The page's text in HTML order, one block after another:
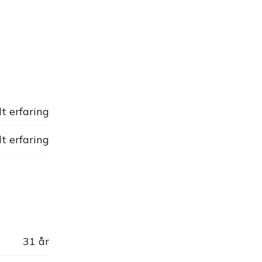
erfaring
erfaring
31 år